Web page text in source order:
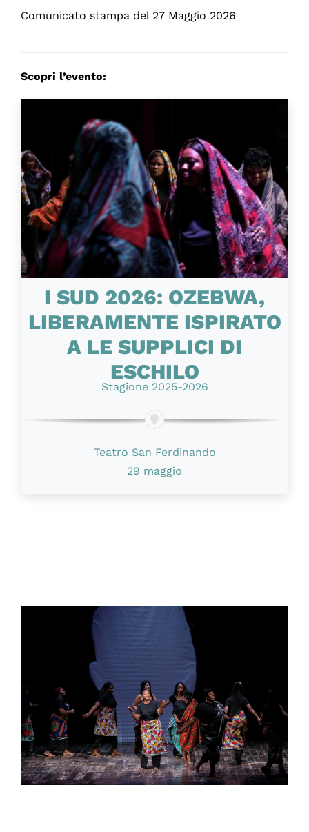
Comunicato stampa del 27 Maggio 2026
Scopri l’evento:
I SUD 2026: OZEBWA,
LIBERAMENTE ISPIRATO
A LE SUPPLICI DI
ESCHILO
Stagione 2025-2026
Teatro San Ferdinando
29 maggio